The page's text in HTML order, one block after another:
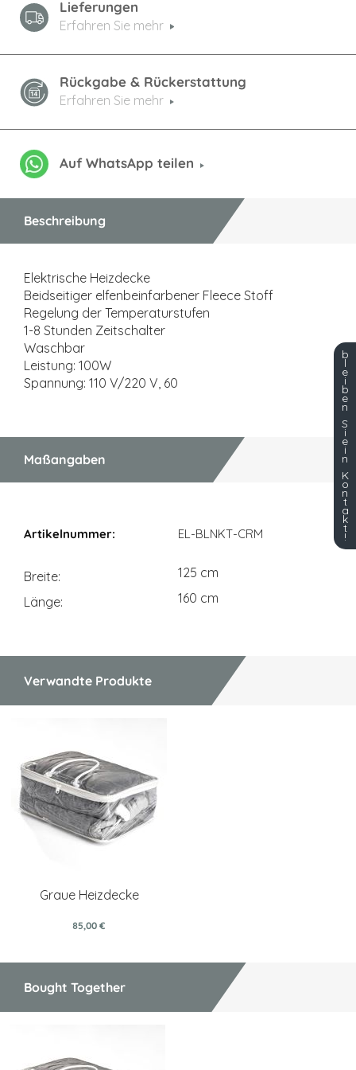
Lieferungen
Erfahren Sie mehr
Rückgabe & Rückerstattung
Erfahren Sie mehr
Auf WhatsApp teilen
Beschreibung
Elektrische Heizdecke
Beidseitiger elfenbeinfarbener Fleece Stoff
Regelung der Temperaturstufen
1-8 Stunden Zeitschalter
Waschbar
Leistung: 100W
Spannung: 110 V/220 V, 60
Maßangaben
EL-BLNKT-CRM
Breite
125 cm
Länge
160 cm
Verwandte Produkte
Graue Heizdecke
85,00 €
Bought Together
b
l
e
i
b
e
n
S
i
e
i
n
K
o
n
t
a
k
t
!